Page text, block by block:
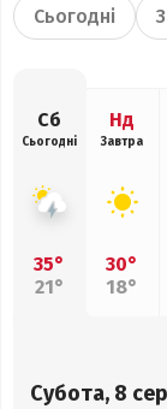
Сьогодні
Сб
Сьогодні
35°
21°
Нд
Завтра
30°
18°
Субота, 8